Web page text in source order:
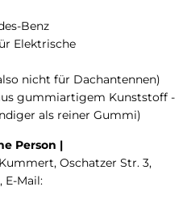
Benz
Elektrische
nicht für Dachantennen)
gummiartigem Kunststoff -
als reiner Gummi)
Person |
Oschatzer Str. 3,
E-Mail: